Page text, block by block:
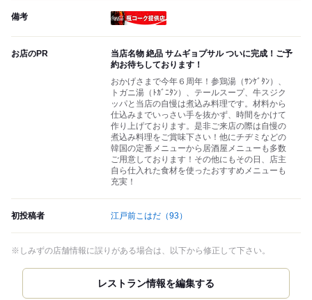
備考
お店のPR
当店名物 絶品 サムギョプサル ついに完成！ご予
約お待ちしております！
おかげさまで今年６周年！参鶏湯（ｻﾝｹﾞﾀﾝ）、
トガニ湯（ﾄｶﾞﾆﾀﾝ）、テールスープ、牛スジク
ッパと当店の自慢は煮込み料理です。材料から
仕込みまでいっさい手を抜かず、時間をかけて
作り上げております。是非ご来店の際は自慢の
煮込み料理をご賞味下さい！他にチヂミなどの
韓国の定番メニューから居酒屋メニューも多数
ご用意しております！その他にもその日、店主
自ら仕入れた食材を使ったおすすめメニューも
充実！
初投稿者 江戸前こはだ （93）
※しみずの店舗情報に誤りがある場合は、以下から修正して下さい。
レストラン情報を編集する